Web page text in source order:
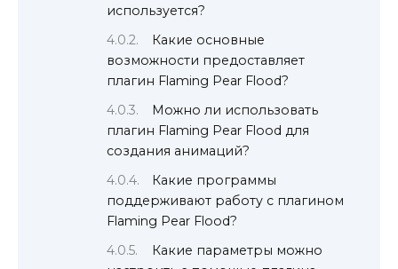
используется?
Какие основные
возможности предоставляет
плагин Flaming Pear Flood?
Можно ли использовать
плагин Flaming Pear Flood для
создания анимаций?
Какие программы
поддерживают работу с плагином
Flaming Pear Flood?
Какие параметры можно